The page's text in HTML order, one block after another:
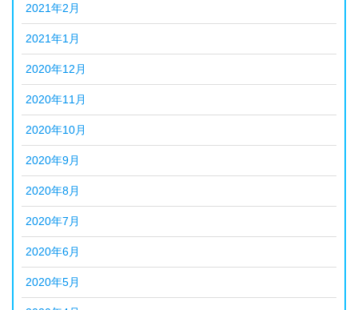
2021年2月
2021年1月
2020年12月
2020年11月
2020年10月
2020年9月
2020年8月
2020年7月
2020年6月
2020年5月